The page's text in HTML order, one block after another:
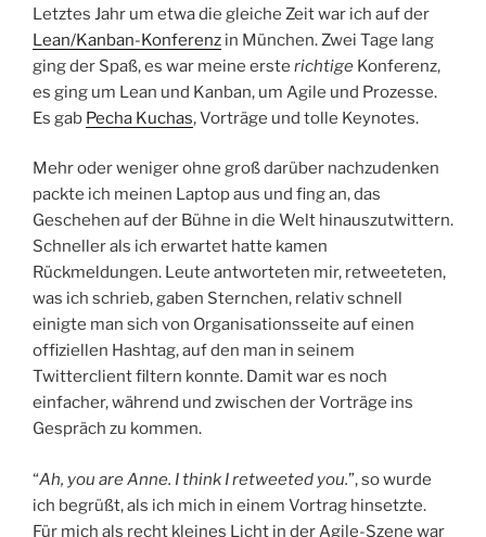
Letztes Jahr um etwa die gleiche Zeit war ich auf der
Lean/Kanban-Konferenz in München. Zwei Tage lang
ging der Spaß, es war meine erste richtige Konferenz,
es ging um Lean und Kanban, um Agile und Prozesse.
Es gab Pecha Kuchas, Vorträge und tolle Keynotes.
Mehr oder weniger ohne groß darüber nachzudenken
packte ich meinen Laptop aus und fing an, das
Geschehen auf der Bühne in die Welt hinauszutwittern.
Schneller als ich erwartet hatte kamen
Rückmeldungen. Leute antworteten mir, retweeteten,
was ich schrieb, gaben Sternchen, relativ schnell
einigte man sich von Organisationsseite auf einen
offiziellen Hashtag, auf den man in seinem
Twitterclient filtern konnte. Damit war es noch
einfacher, während und zwischen der Vorträge ins
Gespräch zu kommen.
“Ah, you are Anne. I think I retweeted you.”, so wurde
ich begrüßt, als ich mich in einem Vortrag hinsetzte.
Für mich als recht kleines Licht in der Agile-Szene war